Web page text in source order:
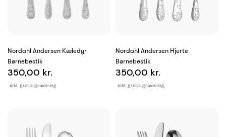
Nordahl Andersen Kæledyr
Børnebestik
inkl. gratis gravering
350,00 kr.
Nordahl Andersen Hjerte
Børnebestik
inkl. gratis gravering
350,00 kr.